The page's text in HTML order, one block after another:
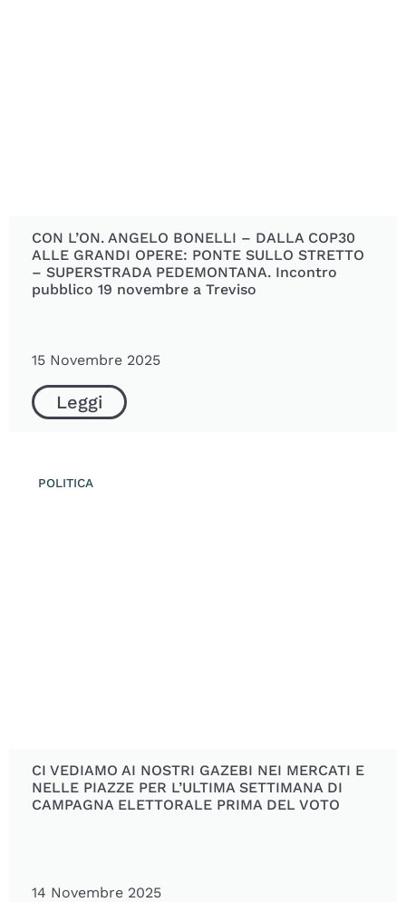
CON L’ON. ANGELO BONELLI – DALLA COP30
ALLE GRANDI OPERE: PONTE SULLO STRETTO
– SUPERSTRADA PEDEMONTANA. Incontro
pubblico 19 novembre a Treviso
15 Novembre 2025
Leggi
CI VEDIAMO AI NOSTRI GAZEBI NEI MERCATI E
NELLE PIAZZE PER L’ULTIMA SETTIMANA DI
CAMPAGNA ELETTORALE PRIMA DEL VOTO
14 Novembre 2025
POLITICA